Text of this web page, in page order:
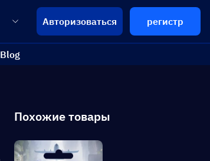
Авторизоваться регистр
Blog
Похожие товары